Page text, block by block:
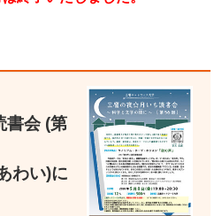
書会 (第
わい)に